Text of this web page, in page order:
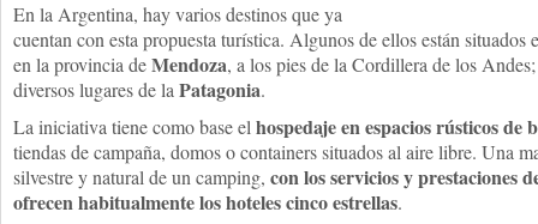
En la Argentina, hay varios destinos que ya
cuentan con esta propuesta turística. Algunos de ellos están situados
en la provincia deMendoza, a los pies de la Cordillera de los
diversos lugares de la Patagonia.
La iniciativa tiene como base el hospedaje en espacios rústicos de
tiendas de campaña, domos o containers situados al aire libre. Una
silvestre y natural de un camping, con los servicios y prestaciones
ofrecen habitualmente los hoteles cinco estrellas.